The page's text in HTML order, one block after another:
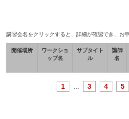
講習会名をクリックすると、詳細が確認でき、お
開催場所
ワークショ
ップ名
サブタイト
ル
講師
名
1 3 4 5